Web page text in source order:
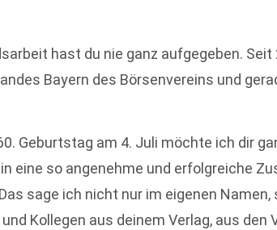
hast du nie ganz aufgegeben.
Bayern des Börsenvereins und
Geburtstag am 4. Juli möchte ich dir
eine so angenehme und erfolgreiche
sage ich nicht nur im eigenen
Kollegen aus deinem Verlag, aus